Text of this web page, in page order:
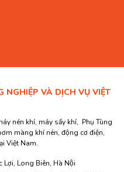
NGHIỆP VÀ DỊCH VỤ VIỆT
nén khí, máy sấy khí, Phụ Tùng
màng khí nén, động cơ điện,
Việt Nam.
Lợi, Long Biên, Hà Nội